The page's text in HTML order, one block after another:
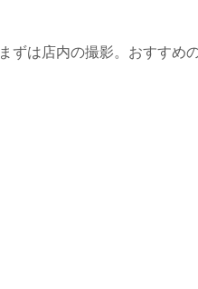
まずは店内の撮影。おすすめ